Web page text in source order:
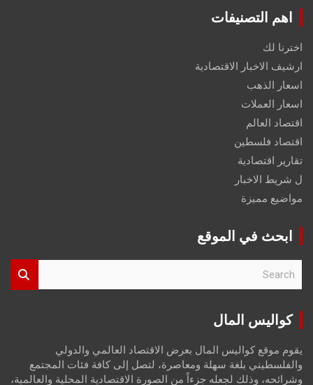
اهم التصنيفات
اخترنا لك
ارشيف الاخبار الاقتصادية
اسعار الذهب
اسعار العملات
اقتصاد العالم
اقتصاد فلسطين
تقارير اقتصادية
ل شريط الاخبار
مواضيع مميزة
ابحث في الموقع
r
كواليس المال
يقوم موقع كواليس المال بعرض الاقتصاد العالمي والدولي
والفلسطيني بلغة سهلة ومعاصرة، لتصل إلى كافة فئات المجتمع
وشرائحه، وذلك لجعله جزءاً من الصورة الاقتصادية المحلية والعالمية،